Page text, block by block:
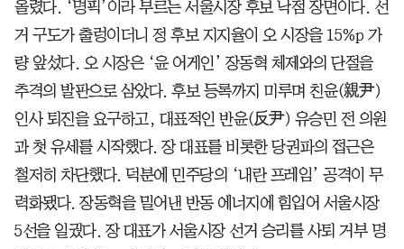
올렸다. ‘명픽’이라 부르는 서울시장 후보 낙점 장면이다. 선
거 구도가 출렁이더니 정 후보 지지율이 오 시장을 15%p 가
량 앞섰다. 오 시장은 ‘윤 어게인’ 장동혁 체제와의 단절을
추격의 발판으로 삼았다. 후보 등록까지 미루며 친윤(親尹)
인사 퇴진을 요구하고, 대표적인 반윤(反尹) 유승민 전 의원
과 첫 유세를 시작했다. 장 대표를 비롯한 당권파의 접근은
철저히 차단했다. 덕분에 민주당의 ‘내란 프레임’ 공격이 무
력화됐다. 장동혁을 밀어낸 반동 에너지에 힘입어 서울시장
5선을 일궜다. 장 대표가 서울시장 선거 승리를 사퇴 거부 명